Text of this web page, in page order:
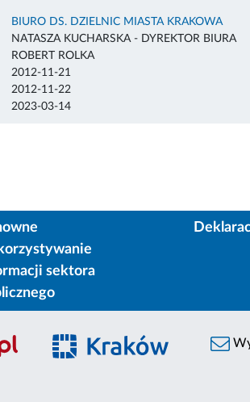
BIURO DS. DZIELNIC MIASTA KRAKOWA
NATASZA KUCHARSKA - DYREKTOR BIURA
ROBERT ROLKA
2012-11-21
2012-11-22
2023-03-14
sektora